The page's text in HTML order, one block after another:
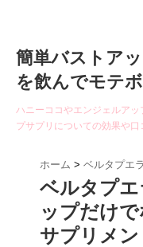
簡単バストア
を飲んでモテ
ハニーココやエンジェルア
プサプリについての効果や口
ホーム > ベルタプエ
ベルタプ
ップだけ
サプリメン